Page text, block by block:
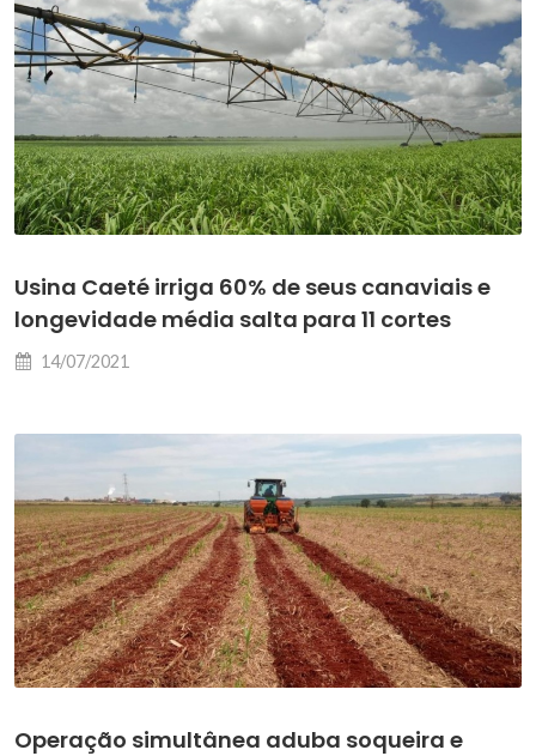
Usina Caeté irriga 60% de seus canaviais e
longevidade média salta para 11 cortes
14/07/2021
Operação simultânea aduba soqueira e